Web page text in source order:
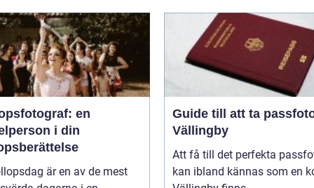
en
i din
är en av de mest
Guide till att ta
Vällingby
Att få till det perfekta
kan ibland kännas som en